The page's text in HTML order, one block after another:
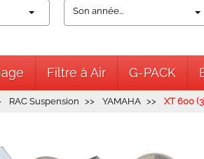
Son année...
Filtre à Air G-PACK
RAC Suspension YAMAHA XT 600